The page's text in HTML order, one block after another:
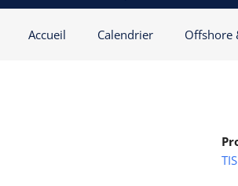
Accueil Calendrier Offshore